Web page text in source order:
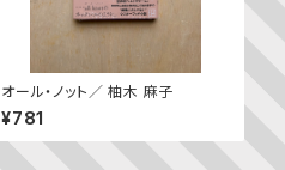
オール・ノット／ 柚木 麻子
¥781